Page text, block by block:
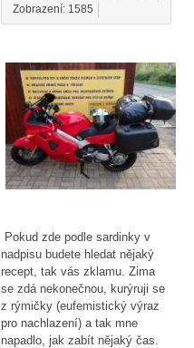
Zobrazení: 1585
Pokud zde podle sardinky v
nadpisu budete hledat nějaký
recept, tak vás zklamu. Zima
se zdá nekonečnou, kurýruji se
z rýmičky (eufemistický výraz
pro nachlazení) a tak mne
napadlo, jak zabít nějaký čas.